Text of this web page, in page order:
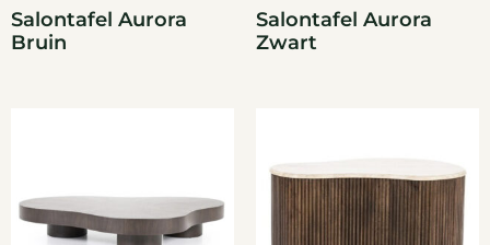
Salontafel Aurora
Bruin
Salontafel Aurora
Zwart